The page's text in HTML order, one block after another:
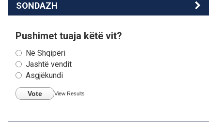
SONDAZH
Pushimet tuaja këtë vit?
Në Shqipëri
Jashtë vendit
Asgjëkundi
Vote View Results